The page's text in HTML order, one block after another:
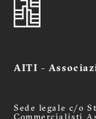
AITI -
Sede legale c/o